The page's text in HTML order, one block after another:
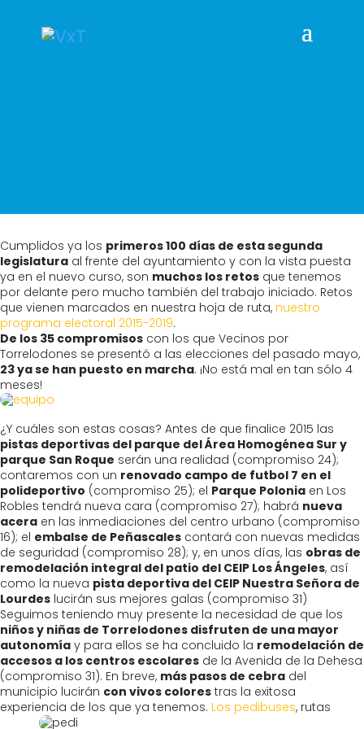
Cumplidos ya los primeros 100 días de esta segunda
legislatura al frente del ayuntamiento y con la vista puesta
ya en el nuevo curso, son muchos los retos que tenemos
por delante pero mucho también del trabajo iniciado. Retos
que vienen marcados en nuestra hoja de ruta, nuestro
programa electoral 2015-2019.
De los 35 compromisos con los que Vecinos por
Torrelodones se presentó a las elecciones del pasado mayo,
23 ya se han puesto en marcha. ¡No está mal en tan sólo 4
meses!
¿Y cuáles son estas cosas? Antes de que finalice 2015 las
pistas deportivas del parque del Área Homogénea Sur y
parque San Roque serán una realidad (compromiso 24);
contaremos con un renovado campo de futbol 7 en el
polideportivo (compromiso 25); el Parque Polonia en Los
Robles tendrá nueva cara (compromiso 27); habrá nueva
acera en las inmediaciones del centro urbano (compromiso
16); el embalse de Peñascales contará con nuevas medidas
de seguridad (compromiso 28); y, en unos días, las obras de
remodelación integral del patio del CEIP Los Ángeles, así
como la nueva pista deportiva del CEIP Nuestra Señora de
Lourdes lucirán sus mejores galas (compromiso 31)
Seguimos teniendo muy presente la necesidad de que los
niños y niñas de Torrelodones disfruten de una mayor
autonomía y para ellos se ha concluido la remodelación de
accesos a los centros escolares de la Avenida de la Dehesa
(compromiso 31). En breve, más pasos de cebra del
municipio lucirán con vivos colores tras la exitosa
experiencia de los que ya tenemos. Los pedibuses, rutas